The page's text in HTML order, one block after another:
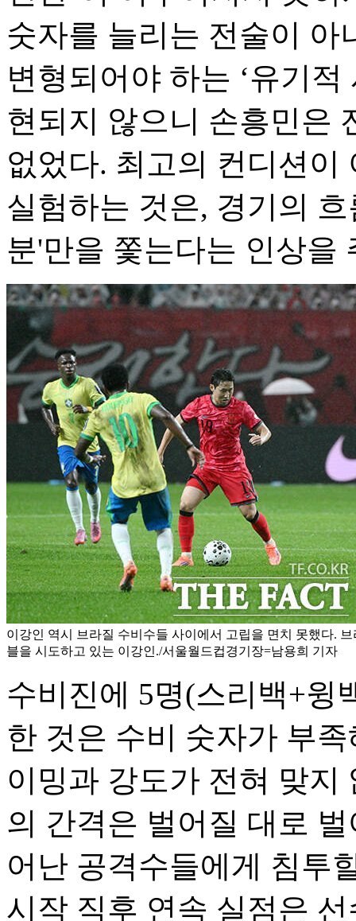
숫자를 늘리는 전술이 아
변형되어야 하는 ‘유기
현되지 않으니 손흥민은
없었다. 최고의 컨디션이
실험하는 것은, 경기의
분'만을 쫓는다는 인상을
이강인 역시 브라질 수비수들 사이에서 고립을 면치 못했다.
블을 시도하고 있는 이강인./서울월드컵경기장=남용희 기자
수비진에 5명(스리백+윙
한 것은 수비 숫자가 부
이밍과 강도가 전혀 맞지
의 간격은 벌어질 대로
어난 공격수들에게 침투
시작 직후 연속 실점은